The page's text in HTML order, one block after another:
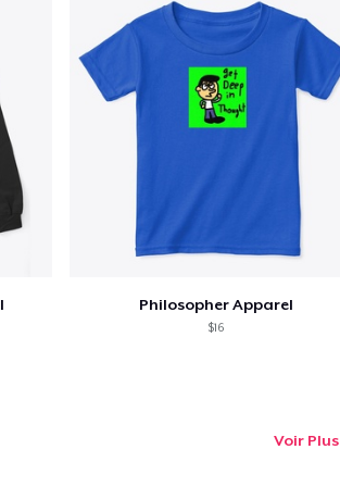
Philosopher Apparel
$16
Voir Plus